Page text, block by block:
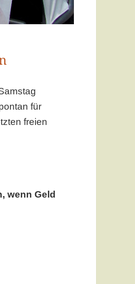
für
freien
wenn Geld